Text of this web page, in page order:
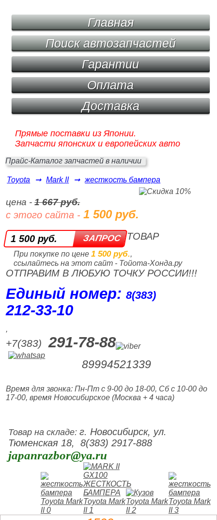
Главная
Поиск автозапчастей
Гарантии
Оплата
Доставка
Прямые поставки из Японии.
Запчасти японских и европейских авто
Прайс-Каталог запчастей в наличии
Toyota ➞ Mark II ➞ жесткость бампера
цена -1 667 руб.
с этого сайта -1 500 руб.
1 500 руб.
При покупке по цене 1 500 руб.,
ссылайтесь на этот сайт - Тойота-Хонда.ру
ТОВАР
ОТПРАВИМ В ЛЮБУЮ ТОЧКУ РОССИИ!!!
Единый номер:8(383)
212‑33‑10
,
+7(383) 291-78-88
89994521339
Время для звонка: Пн-Пт с 9-00 до 18-00, Сб с 10-00 до
17-00, время Новосибирское (Москва + 4 часа)
Товар на складе:г. Новосибирск, ул.
Тюменская 18, 8(383) 2917-888
japanrazbor@ya.ru